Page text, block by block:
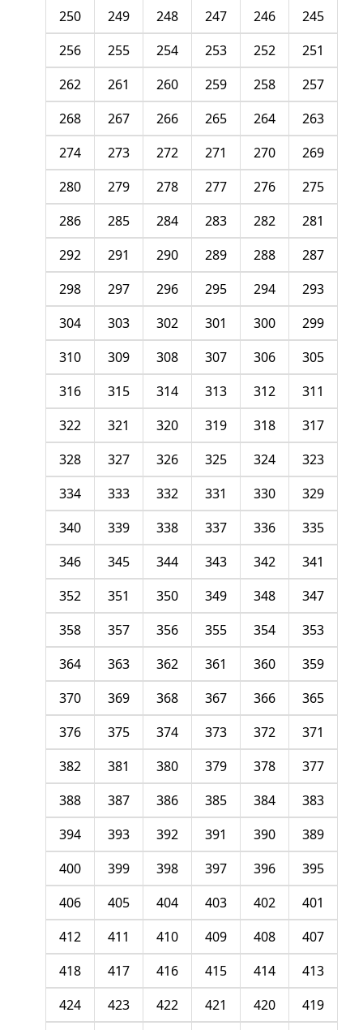
245
246
247
248
249
250
251
252
253
254
255
256
257
258
259
260
261
262
263
264
265
266
267
268
269
270
271
272
273
274
275
276
277
278
279
280
281
282
283
284
285
286
287
288
289
290
291
292
293
294
295
296
297
298
299
300
301
302
303
304
305
306
307
308
309
310
311
312
313
314
315
316
317
318
319
320
321
322
323
324
325
326
327
328
329
330
331
332
333
334
335
336
337
338
339
340
341
342
343
344
345
346
347
348
349
350
351
352
353
354
355
356
357
358
359
360
361
362
363
364
365
366
367
368
369
370
371
372
373
374
375
376
377
378
379
380
381
382
383
384
385
386
387
388
389
390
391
392
393
394
395
396
397
398
399
400
401
402
403
404
405
406
407
408
409
410
411
412
413
414
415
416
417
418
419
420
421
422
423
424